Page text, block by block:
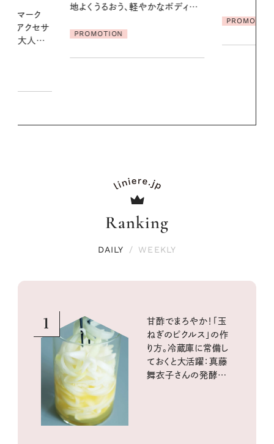
Ranking
DAILY / WEEKLY
1
甘酢でまろやか！「玉
ねぎのピクルス」の作
り方。冷蔵庫に常備し
ておくと大活躍：真藤
舞衣子さんの発酵と